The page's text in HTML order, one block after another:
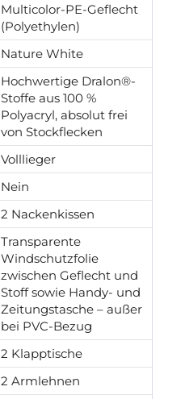
Multicolor-PE-Geflecht
(Polyethylen)
Nature White
Hochwertige Dralon®-
Stoffe aus 100 %
Polyacryl, absolut frei
von Stockflecken
Volllieger
Nein
2 Nackenkissen
Transparente
Windschutzfolie
zwischen Geflecht und
Stoff sowie Handy- und
Zeitungstasche – außer
bei PVC-Bezug
2 Klapptische
2 Armlehnen